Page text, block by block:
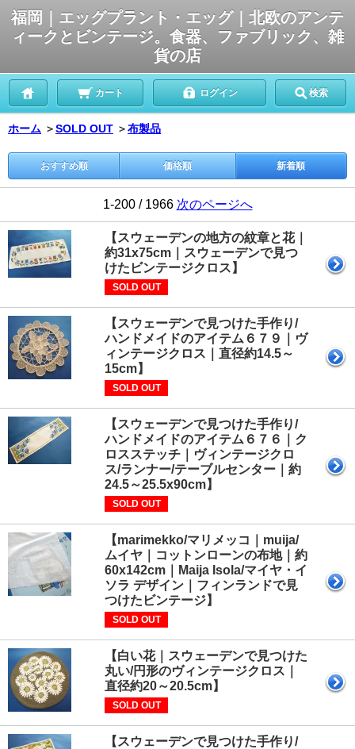
福岡｜エッグプラント・エッグ｜北欧のアンテ
ィークとビンテージ。食器、ファブリック、雑
貨の店
カート ログイン 検索
ホーム ＞SOLD OUT ＞布製品
おすすめ順 価格順 新着順
1-200 / 1966 次のページへ
【スウェーデンの地方の紋章と花｜
約31x75cm｜スウェーデンで見つ
けたビンテージクロス】
SOLD OUT
【スウェーデンで見つけた手作り/
ハンドメイドのアイテム６７９｜ヴ
ィンテージクロス｜直径約14.5～
15cm】
SOLD OUT
【スウェーデンで見つけた手作り/
ハンドメイドのアイテム６７６｜ク
ロスステッチ｜ヴィンテージクロ
ス/ランナー/テーブルセンター｜約
24.5～25.5x90cm】
SOLD OUT
【marimekko/マリメッコ｜muija/
ムイヤ｜コットンローンの布地｜約
60x142cm｜Maija Isola/マイヤ・イ
ソラ デザイン｜フィンランドで見
つけたビンテージ】
SOLD OUT
【白い花｜スウェーデンで見つけた
丸い/円形のヴィンテージクロス｜
直径約20～20.5cm】
SOLD OUT
【スウェーデンで見つけた手作り/